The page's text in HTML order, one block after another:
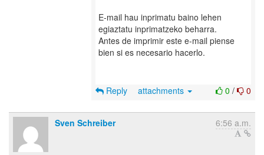
E-mail hau inprimatu baino lehen
egiaztatu inprimatzeko beharra.
Antes de imprimir este e-mail piense
bien si es necesario hacerlo.
0 / 0
Reply attachments
Sven Schreiber 6:56 a.m.